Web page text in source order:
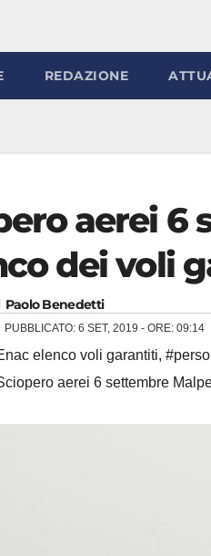
REDAZIONE
aerei 6
dei voli
Paolo Benedetti
PUBBLICATO: 6 SET, 2019 - ORE: 09:14
elenco voli garantiti,
aerei 6 settembre